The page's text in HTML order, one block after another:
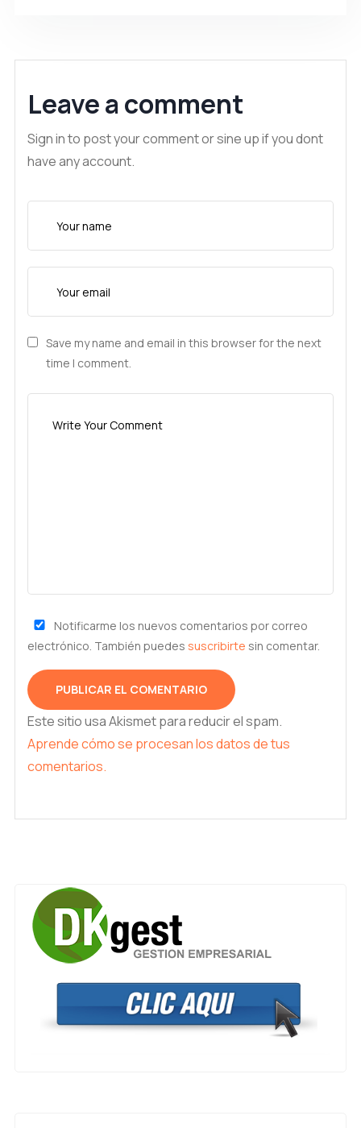
Leave a comment
Sign in to post your comment or sine up if you dont
have any account.
Save my name and email in this browser for the next
time I comment.
Notificarme los nuevos comentarios por correo
electrónico. También puedes suscribirte sin comentar.
Este sitio usa Akismet para reducir el spam.
Aprende cómo se procesan los datos de tus
comentarios.